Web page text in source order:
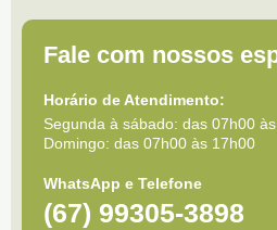
Fale com nossos
Horário de Atendimento:
Segunda à sábado: das 07h00
Domingo: das 07h00 às 17h00
WhatsApp e Telefone
(67) 99305-3898